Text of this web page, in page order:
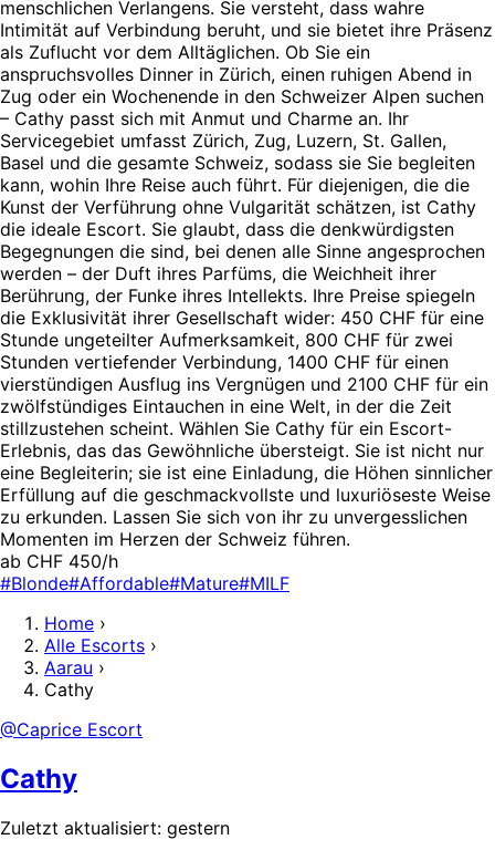
menschlichen Verlangens. Sie versteht, dass wahre
Intimität auf Verbindung beruht, und sie bietet ihre Präsenz
als Zuflucht vor dem Alltäglichen. Ob Sie ein
anspruchsvolles Dinner in Zürich, einen ruhigen Abend in
Zug oder ein Wochenende in den Schweizer Alpen suchen
– Cathy passt sich mit Anmut und Charme an. Ihr
Servicegebiet umfasst Zürich, Zug, Luzern, St. Gallen,
Basel und die gesamte Schweiz, sodass sie Sie begleiten
kann, wohin Ihre Reise auch führt. Für diejenigen, die die
Kunst der Verführung ohne Vulgarität schätzen, ist Cathy
die ideale Escort. Sie glaubt, dass die denkwürdigsten
Begegnungen die sind, bei denen alle Sinne angesprochen
werden – der Duft ihres Parfüms, die Weichheit ihrer
Berührung, der Funke ihres Intellekts. Ihre Preise spiegeln
die Exklusivität ihrer Gesellschaft wider: 450 CHF für eine
Stunde ungeteilter Aufmerksamkeit, 800 CHF für zwei
Stunden vertiefender Verbindung, 1400 CHF für einen
vierstündigen Ausflug ins Vergnügen und 2100 CHF für ein
zwölfstündiges Eintauchen in eine Welt, in der die Zeit
stillzustehen scheint. Wählen Sie Cathy für ein Escort-
Erlebnis, das das Gewöhnliche übersteigt. Sie ist nicht nur
eine Begleiterin; sie ist eine Einladung, die Höhen sinnlicher
Erfüllung auf die geschmackvollste und luxuriöseste Weise
zu erkunden. Lassen Sie sich von ihr zu unvergesslichen
Momenten im Herzen der Schweiz führen.
ab CHF 450/h
#Blonde#Affordable#Mature#MILF
Home ›
Alle Escorts ›
Aarau ›
Cathy
@Caprice Escort
Cathy
Zuletzt aktualisiert: gestern